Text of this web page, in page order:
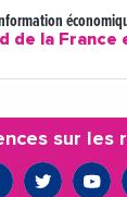
de la France
sur les